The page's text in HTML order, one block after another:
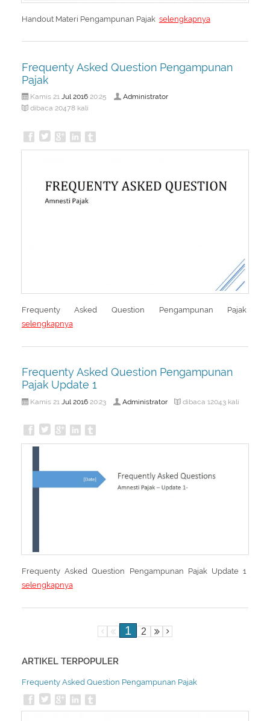
Handout Materi Pengampunan Pajak selengkapnya
Frequenty Asked Question Pengampunan
Pajak
Kamis 21 Jul 201620:25 Administrator
dibaca 20478 kali
Frequenty Asked Question Pengampunan Pajak
selengkapnya
Frequenty Asked Question Pengampunan
Pajak Update 1
Kamis 21 Jul 201620:23 Administrator dibaca 12043 kali
Frequenty Asked Question Pengampunan Pajak Update 1
selengkapnya
1 2
ARTIKEL TERPOPULER
Frequenty Asked Question Pengampunan Pajak